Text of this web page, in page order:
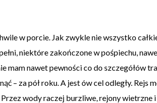
w porcie. Jak zwykle nie wszystko
niektóre zakończone w pośpiechu,
mam nawet pewności co do szczegółów
– za pół roku. A jest ów cel odległy. Rejs
wody raczej burzliwe, rejony wietrzne i